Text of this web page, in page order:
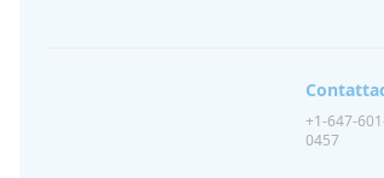
+1-647-
0457